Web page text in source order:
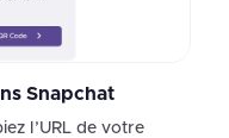
Snapchat
l’URL de votre